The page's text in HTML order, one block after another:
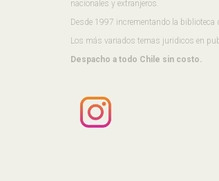
nacionales y extranjeros.
Desde 1997 incrementando la
Los más variados temas juridicos en
Despacho a todo Chile sin costo.